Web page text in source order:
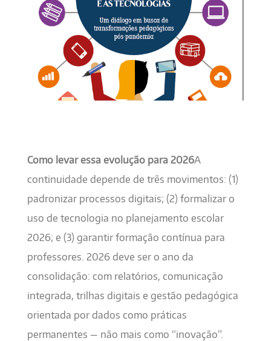
Como levar essa evolução para 2026A
continuidade depende de três movimentos: (1)
padronizar processos digitais; (2) formalizar o
uso de tecnologia no planejamento escolar
2026; e (3) garantir formação contínua para
professores. 2026 deve ser o ano da
consolidação: com relatórios, comunicação
integrada, trilhas digitais e gestão pedagógica
orientada por dados como práticas
permanentes — não mais como “inovação”.